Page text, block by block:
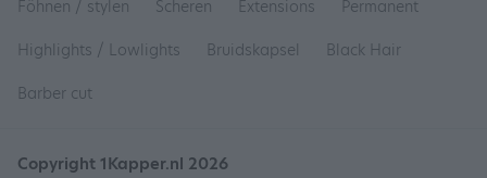
Föhnen / stylen
Scheren Extensions
Permanent
Highlights / Lowlights
Bruidskapsel
Black Hair
Barber cut
Copyright 1Kapper.nl 2026